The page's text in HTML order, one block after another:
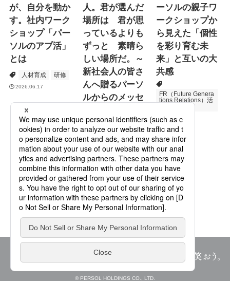
が、自分を動か
す。社内ワーク
ショップ「パー
ソルのアプ活」
とは
人材育成 研修
2026.06.17
人。君が選んだ
場所は 君が思
っているよりも
ずっと 素晴ら
しい場所だ。～
新社会人の皆さ
んへ贈るパーソ
ルからのメッセ
Specialized Servic
es
プロモーション
ーソルの親子ワ
ークショップか
ら見えた「個性
を彩り育む未
来」と互いの大
共感
FR（Future Genera
tions Relations）活
次世代育成
2026.06.16
© PERSOL HOLDINGS CO., LTD.